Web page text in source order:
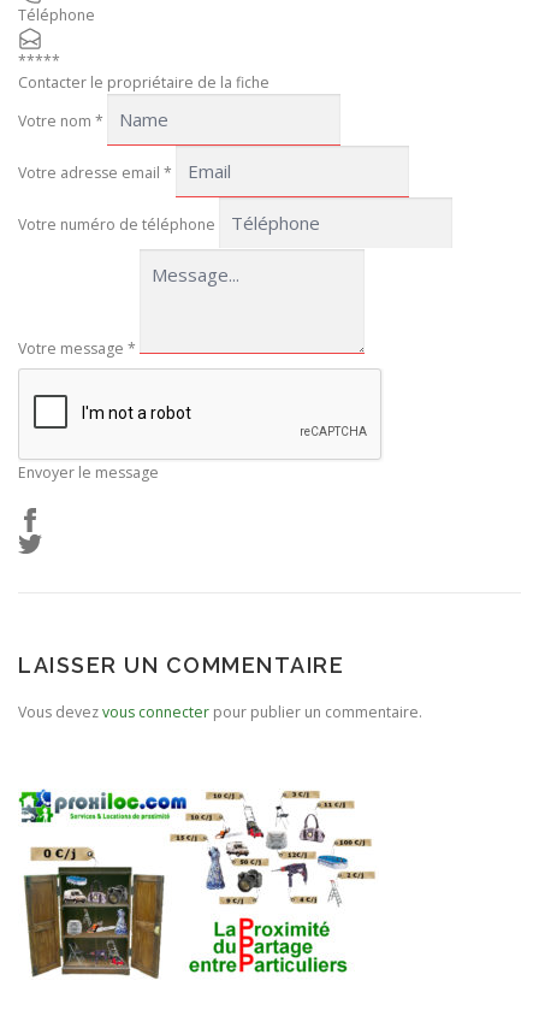
Téléphone
*****
Contacter le propriétaire de la fiche
Votre nom *
Votre adresse email *
Votre numéro de téléphone
Votre message *
Envoyer le message
LAISSER UN COMMENTAIRE
Vous devezvous connecter pour publier un commentaire.